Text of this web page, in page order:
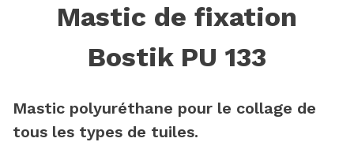
Mastic de fixation
Bostik PU 133
Mastic polyuréthane pour le collage de
tous les types de tuiles.